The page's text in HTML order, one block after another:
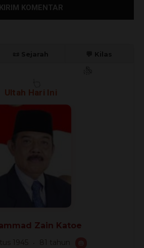
🎈
Ultah Hari Ini
Zain Katoe
1945 81 tahun